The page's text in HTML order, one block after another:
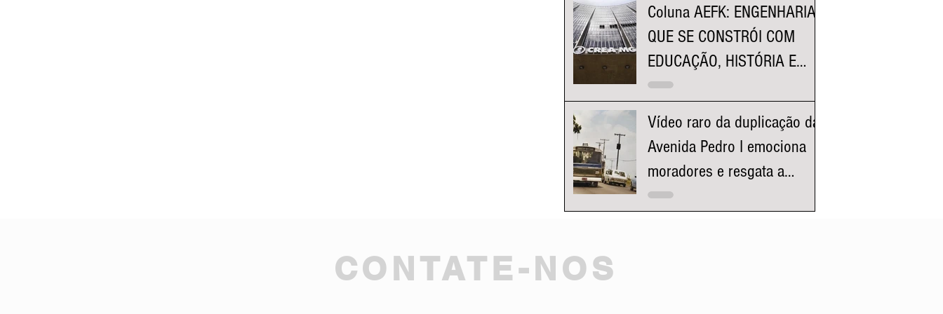
Coluna AEFK: ENGENHARIA
QUE SE CONSTRÓI COM
EDUCAÇÃO, HISTÓRIA E
REPRESENTATIVIDADE
Vídeo raro da duplicação da
Avenida Pedro I emociona
moradores e resgata a
história da região da
CONTATE-NOS